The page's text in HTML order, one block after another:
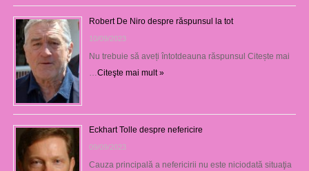
Robert De Niro despre răspunsul la tot
10/09/2023
Nu trebuie să aveți întotdeauna răspunsul Citește mai
Citeşte mai mult »
Eckhart Tolle despre nefericire
09/09/2023
Cauza principală a nefericirii nu este niciodată situaţia